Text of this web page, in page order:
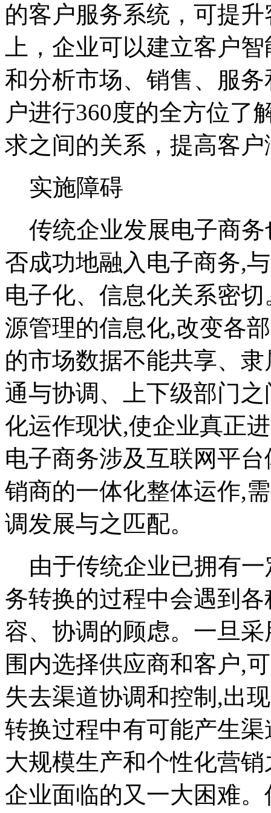
的客户服务系统，可提
上，企业可以建立客户
和分析市场、销售、服
户进行360度的全方位了
求之间的关系，提高客
实施障碍
传统企业发展电子商务
否成功地融入电子商务,
电子化、信息化关系密
源管理的信息化,改变各
的市场数据不能共享、
通与协调、上下级部门
化运作现状,使企业真正
电子商务涉及互联网平
销商的一体化整体运作,
调发展与之匹配。
由于传统企业已拥有一
务转换的过程中会遇到
容、协调的顾虑。一旦
围内选择供应商和客户,
失去渠道协调和控制,出
转换过程中有可能产生
大规模生产和个性化营
企业面临的又一大困难